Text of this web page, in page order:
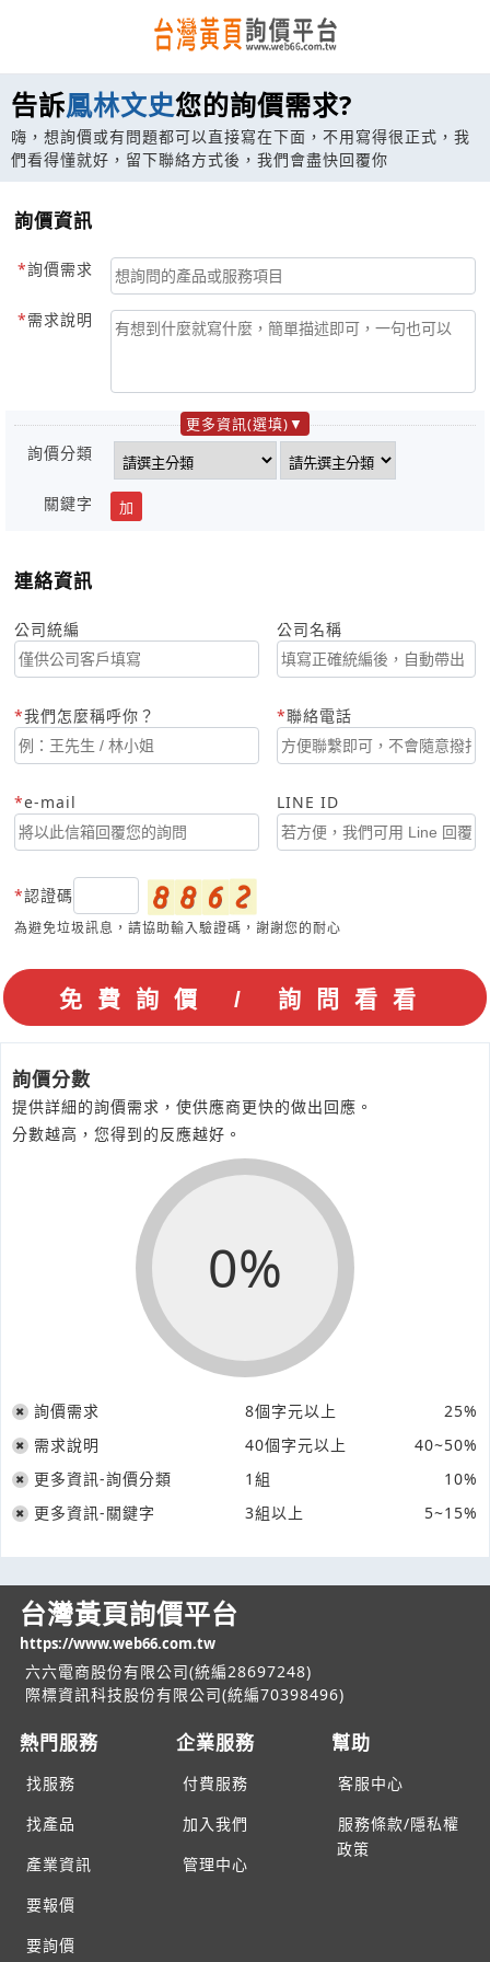
告訴鳳林文史您的詢價需求?
嗨，想詢價或有問題都可以直接寫在下面，不用寫得很正式，我
們看得懂就好，留下聯絡方式後，我們會盡快回覆你
詢價資訊
詢價需求
需求說明
更多資訊(選填)
詢價分類
關鍵字 加
連絡資訊
公司統編 公司名稱
我們怎麼稱呼你？ 聯絡電話
e-mail LINE ID
認證碼
為避免垃圾訊息，請協助輸入驗證碼，謝謝您的耐心
詢價分數
提供詳細的詢價需求，使供應商更快的做出回應。
分數越高，您得到的反應越好。
0%
詢價需求 8個字元以上
25%
需求說明
40個字元以上
40~50%
更多資訊-詢價分類
1組
10%
更多資訊-關鍵字
3組以上 5~15%
台灣黃頁詢價平台
https://www.web66.com.tw
六六電商股份有限公司(統編28697248)
際標資訊科技股份有限公司(統編70398496)
熱門服務
找服務
找產品
產業資訊
要報價
要詢價
企業服務
付費服務
加入我們
管理中心
幫助
客服中心
服務條款/隱私權
政策